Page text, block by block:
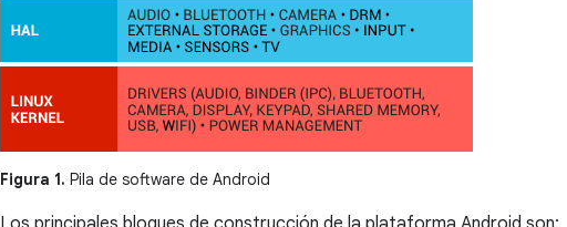
Figura 1. Pila de software de Android